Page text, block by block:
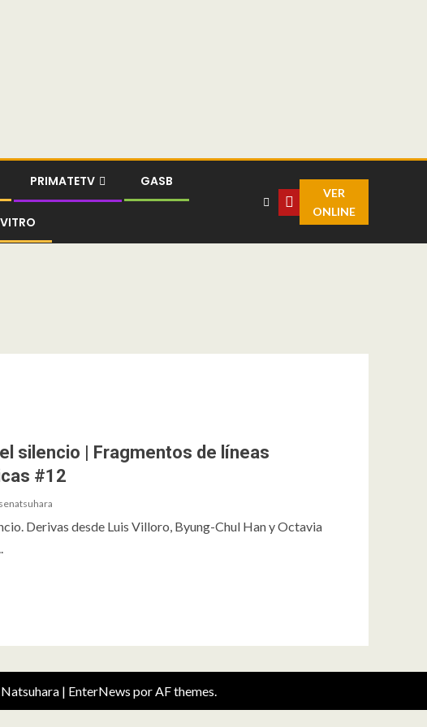
PRIMATETV GASB
VER
ONLINE
silencio | Fragmentos de líneas
#12
Derivas desde Luis Villoro, Byung-Chul Han y Octavia
| EnterNews por AF themes.